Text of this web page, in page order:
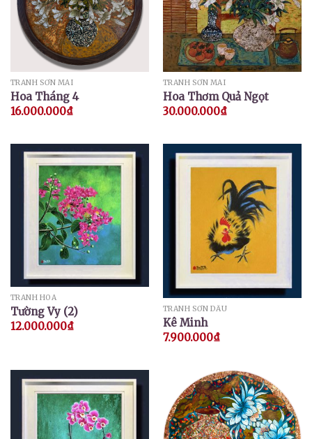
TRANH SƠN MÀI
Hoa Tháng 4
16.000.000₫
TRANH SƠN MÀI
Hoa Thơm Quả Ngọt
30.000.000₫
TRANH HOA
Tường Vy (2)
12.000.000₫
TRANH SƠN DẦU
Kê Minh
7.900.000₫